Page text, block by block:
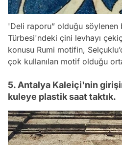
'Deli raporu” olduğu söylenen
Türbesi'ndeki çini levhayı
konusu Rumi motifin,
çok kullanılan motif olduğu
5. Antalya Kaleiçi'nin
kuleye plastik saat taktık.